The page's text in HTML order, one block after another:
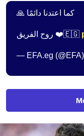
كما اعتدنا دائمًا 🙏
روح الفريق ❤️🇪🇬
— EFA.eg (@EFA)